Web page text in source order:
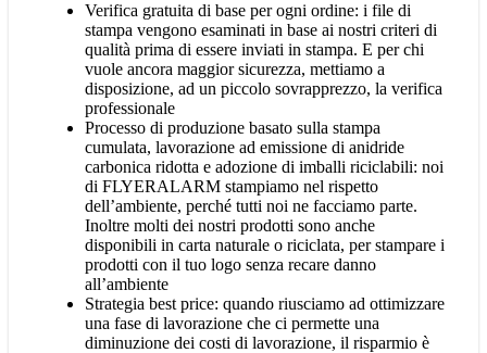
Verifica gratuita di base per ogni ordine: i file di
stampa vengono esaminati in base ai nostri criteri di
qualità prima di essere inviati in stampa. E per chi
vuole ancora maggior sicurezza, mettiamo a
disposizione, ad un piccolo sovrapprezzo, la verifica
professionale
Processo di produzione basato sulla stampa
cumulata, lavorazione ad emissione di anidride
carbonica ridotta e adozione di imballi riciclabili: noi
di FLYERALARM stampiamo nel rispetto
dell’ambiente, perché tutti noi ne facciamo parte.
Inoltre molti dei nostri prodotti sono anche
disponibili in carta naturale o riciclata, per stampare i
prodotti con il tuo logo senza recare danno
all’ambiente
Strategia best price: quando riusciamo ad ottimizzare
una fase di lavorazione che ci permette una
diminuzione dei costi di lavorazione, il risparmio è